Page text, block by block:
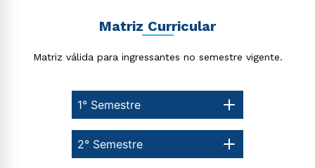
Matriz Curricular
Matriz válida para ingressantes no semestre vigente.
1° Semestre
2° Semestre
autorizo que meus dados sejam utilizados para o
envio de conteúdos da Cruzeiro do Sul.